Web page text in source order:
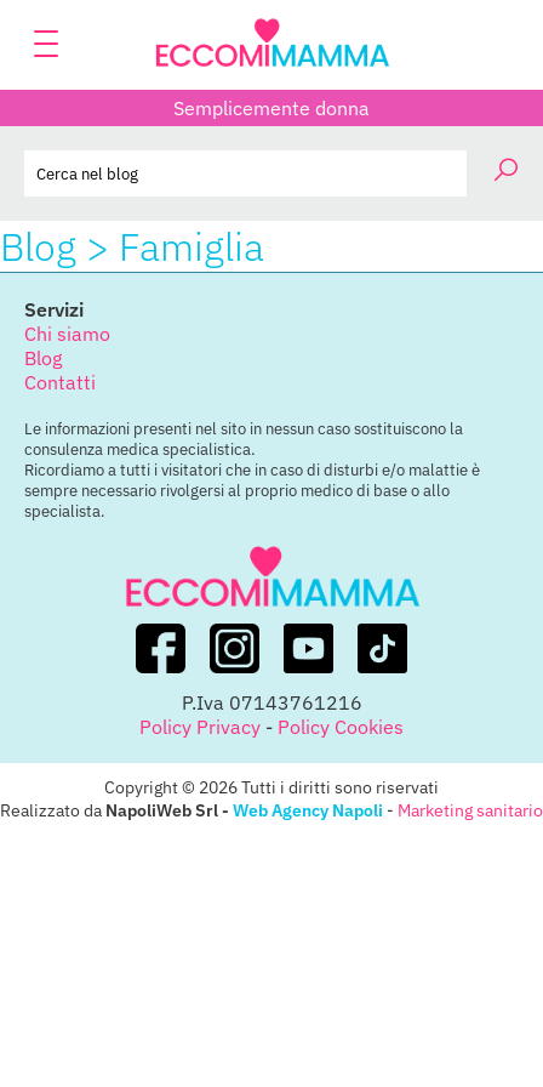
Semplicemente donna
Blog > Famiglia
Servizi
Chi siamo
Blog
Contatti
Le informazioni presenti nel sito in nessun caso sostituiscono la
consulenza medica specialistica.
Ricordiamo a tutti i visitatori che in caso di disturbi e/o malattie è
sempre necessario rivolgersi al proprio medico di base o allo
specialista.
P.Iva 07143761216
Policy Privacy - Policy Cookies
Copyright © 2026 Tutti i diritti sono riservati
Realizzato da NapoliWeb Srl - Web Agency Napoli - Marketing sanitario